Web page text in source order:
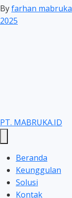
Byfarhan mabruka
2025
PT. MABRUKA.ID
Beranda
Keunggulan
Solusi
Kontak